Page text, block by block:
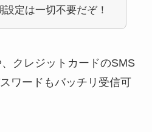
設定は一切不要だぞ！
クレジットカードのSMS
ワードもバッチリ受信可